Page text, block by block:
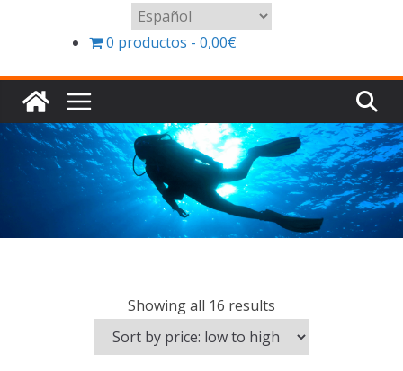
Elegir
un
0 productos 0,00€
Showing all 16 results